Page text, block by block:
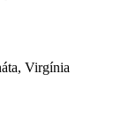
Virgínia